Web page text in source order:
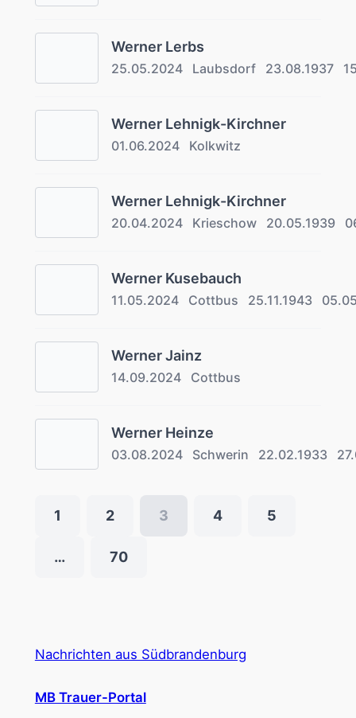
Werner Lerbs
25.05.2024 Laubsdorf 23.08.1937
Werner Lehnigk-Kirchner
01.06.2024 Kolkwitz
Werner Lehnigk-Kirchner
20.04.2024 Krieschow 20.05.1939
Werner Kusebauch
11.05.2024 Cottbus 25.11.1943
Werner Jainz
14.09.2024 Cottbus
Werner Heinze
03.08.2024 Schwerin 22.02.1933
1 2 3 4 5
… 70
Nachrichten aus Südbrandenburg
MB Trauer-Portal